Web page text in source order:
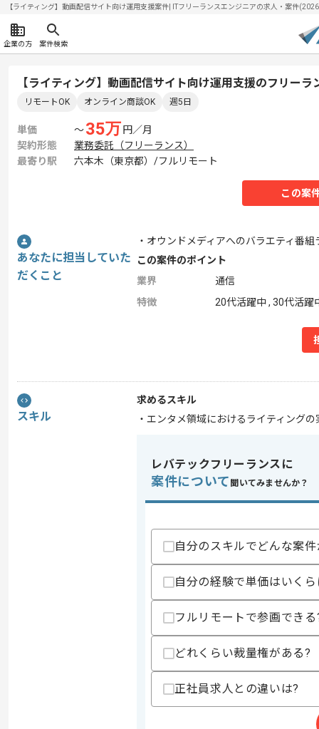
【ライティング】動画配信サイト向け運用支援案件| ITフリーランスエンジニアの求人・案件
企業の方 案件検索
【ライティング】動画配信サイト向け運用支援のフリーラ
リモートOK オンライン商談OK 週5日
単価 〜35万 円／月
契約形態
業務委託（フリーランス）
最寄り駅
六本木（東京都）/フルリモート
この案
あなたに担当していた
だくこと
・オウンドメディアへのバラエティ番
この案件のポイント
業界
通信
特徴
20代活躍中 , 30代活躍
スキル
求めるスキル
・エンタメ領域におけるライティングの
レバテックフリーランスに
案件について 聞いてみませんか？
自分のスキルでどんな案
自分の経験で単価はいく
フルリモートで参画できる
どれくらい裁量権がある?
正社員求人との違いは?